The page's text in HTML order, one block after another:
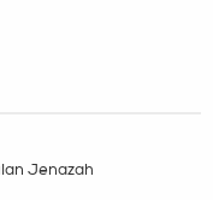
Jenazah